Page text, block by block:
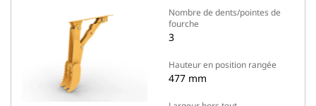
Nombre de dents/pointes de
fourche
3
Hauteur en position rangée
477 mm